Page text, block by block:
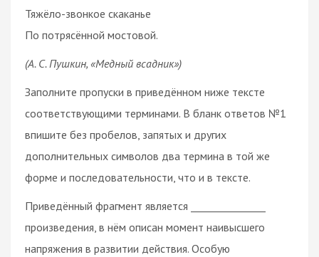
Тяжёло-звонкое скаканье
По потрясённой мостовой.
(А. С. Пушкин, «Медный всадник»)
Заполните пропуски в приведённом ниже тексте
соответствующими терминами. В бланк ответов №1
впишите без пробелов, запятых и других
дополнительных символов два термина в той же
форме и последовательности, что и в тексте.
Приведённый фрагмент является _______________
произведения, в нём описан момент наивысшего
напряжения в развитии действия. Особую